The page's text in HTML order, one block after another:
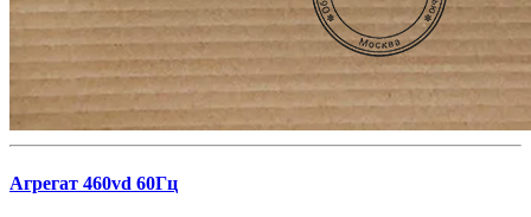
Агрегат 460vd 60Гц